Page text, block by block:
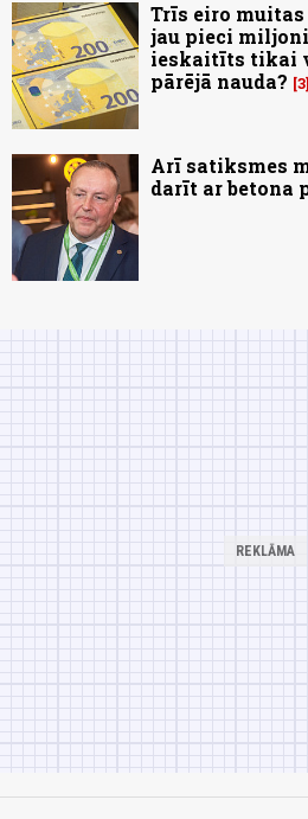
Trīs eiro
jau pieci miljoni
ieskaitīts tikai
pārējā nauda? 3
Arī satiksmes
darīt ar betona